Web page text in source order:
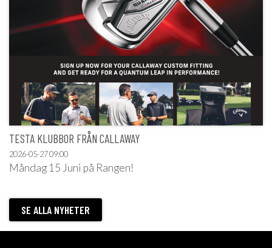
TESTA KLUBBOR FRÅN CALLAWAY
2026-05-2709:00
Måndag 15 Juni på Rangen!
SE ALLA NYHETER